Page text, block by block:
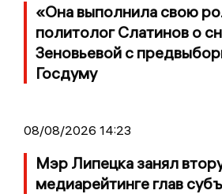
«Она выполнила свою
политолог Слатинов о
Зеновьевой с
Госдуму
08/08/2026 14:23
Мэр Липецка занял
медиарейтинге глав